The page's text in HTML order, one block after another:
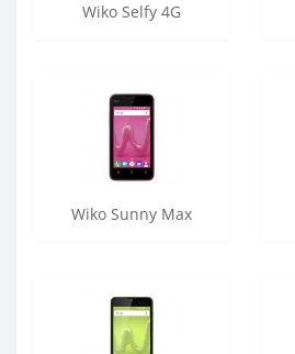
Wiko Selfy 4G
Wiko Sunny Max